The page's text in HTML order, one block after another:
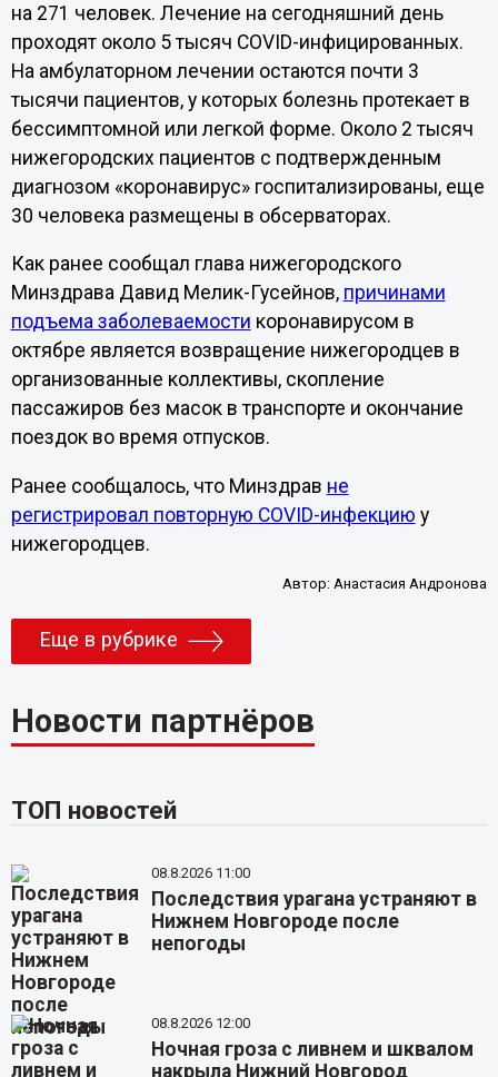
на 271 человек. Лечение на сегодняшний день
проходят около 5 тысяч COVID-инфицированных.
На амбулаторном лечении остаются почти 3
тысячи пациентов, у которых болезнь протекает в
бессимптомной или легкой форме. Около 2 тысяч
нижегородских пациентов с подтвержденным
диагнозом «коронавирус» госпитализированы, еще
30 человека размещены в обсерваторах.
Как ранее сообщал глава нижегородского
Минздрава Давид Мелик-Гусейнов, причинами
подъема заболеваемости коронавирусом в
октябре является возвращение нижегородцев в
организованные коллективы, скопление
пассажиров без масок в транспорте и окончание
поездок во время отпусков.
Ранее сообщалось, что Минздрав не
регистрировал повторную COVID-инфекцию у
нижегородцев.
Автор: Анастасия Андронова
Еще в рубрике
Новости партнёров
ТОП новостей
08.8.2026 11:00
Последствия урагана устраняют в
Нижнем Новгороде после
непогоды
08.8.2026 12:00
Ночная гроза с ливнем и шквалом
накрыла Нижний Новгород